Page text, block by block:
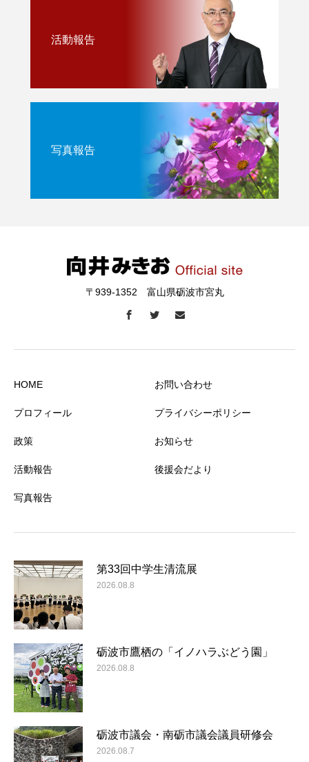
活動報告
写真報告
〒939-1352 富山県砺波市宮丸
HOME
プロフィール
政策
活動報告
写真報告
お問い合わせ
プライバシーポリシー
お知らせ
後援会だより
第33回中学生清流展
2026.08.8
砺波市鷹栖の「イノハラぶどう園」
2026.08.8
砺波市議会・南砺市議会議員研修会
2026.08.7